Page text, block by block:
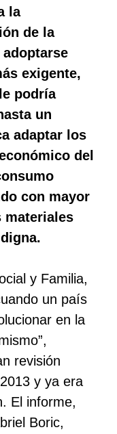
la
de la
adoptarse
exigente,
podría
un
adaptar los
del
con mayor
materiales
y Familia,
un país
en la
revisión
y ya era
El informe,
Boric,